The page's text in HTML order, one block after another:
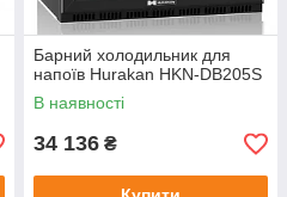
Барний холодильник для
напоїв Hurakan HKN-DB205S
В наявності
34 136 ₴